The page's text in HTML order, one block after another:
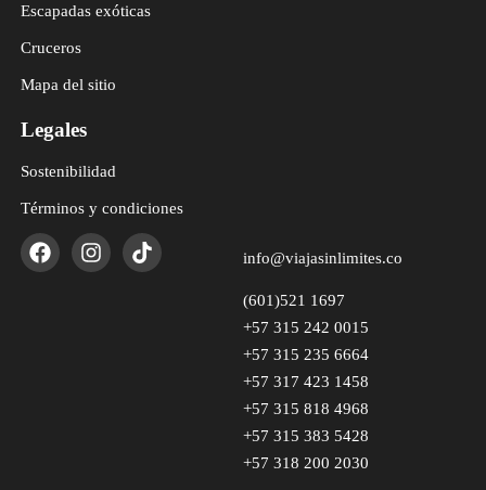
Escapadas exóticas
Cruceros
Mapa del sitio
Legales
Sostenibilidad
Términos y condiciones
info@viajasinlimites.co
(601)521 1697
+57 315 242 0015
+57 315 235 6664
+57 317 423 1458
+57 315 818 4968
+57 315 383 5428
+57 318 200 2030